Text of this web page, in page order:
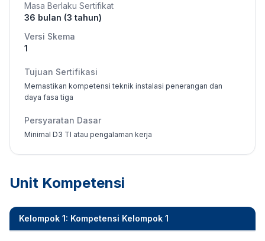
Masa Berlaku Sertifikat
36 bulan (3 tahun)
Versi Skema
1
Tujuan Sertifikasi
Memastikan kompetensi teknik instalasi penerangan dan
daya fasa tiga
Persyaratan Dasar
Minimal D3 TI atau pengalaman kerja
Unit Kompetensi
Kelompok 1: Kompetensi Kelompok 1